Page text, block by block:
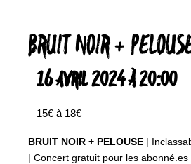
BRUIT NOIR +
16 AVRIL 2024 À 20:00
15€ à 18€
BRUIT NOIR + PELOUSE |
| Concert gratuit pour les abonné.es